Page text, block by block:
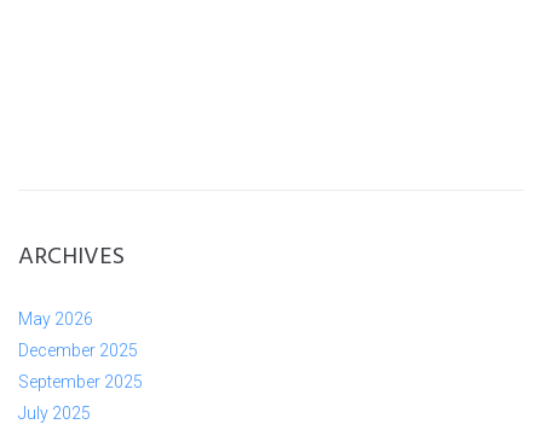
ARCHIVES
May 2026
December 2025
September 2025
July 2025